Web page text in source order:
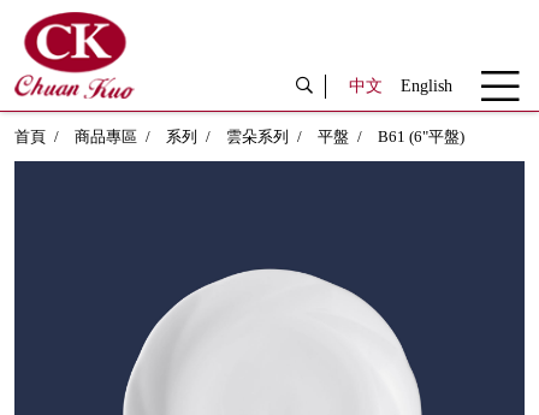
中文 English
首頁 商品專區 系列 雲朵系列 平盤 B61 (6"平盤)